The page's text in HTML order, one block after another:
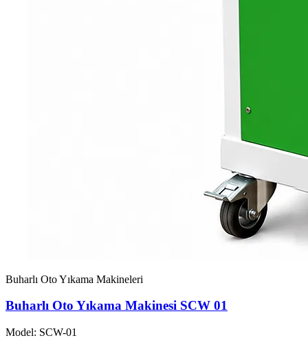
Buharlı Oto Yıkama Makineleri
Buharlı Oto Yıkama Makinesi SCW 01
Model: SCW-01